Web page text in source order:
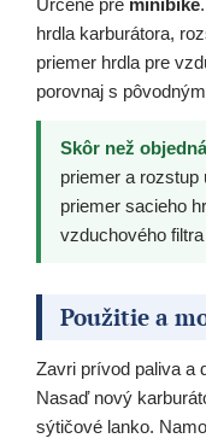
Určené pre minibike
hrdla karburátora,
priemer hrdla pre
porovnaj s
Skôr než
priemer a rozstup
priemer sacieho
vzduchového
Použitie a
Zavri prívod paliva a
Nasaď nový
sýtičové lanko.